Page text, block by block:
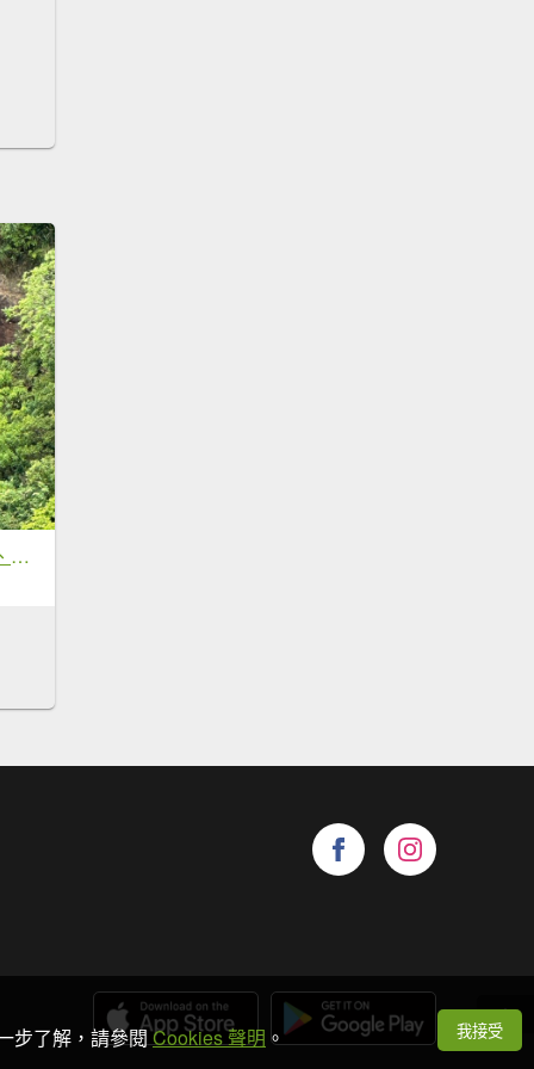
南勢坑山、鑽石峰、人面頭山、獅公髻尾山O走
步了解，請參閱Cookies 聲明 。 我接受